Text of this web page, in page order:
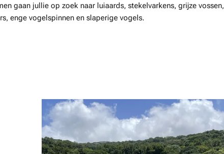
gaan jullie op zoek naar luiaards, stekelvarkens, grijze vossen,
enge vogelspinnen en slaperige vogels.